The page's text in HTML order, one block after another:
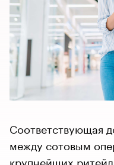
Соответствующая
между сотовым
крупнейших